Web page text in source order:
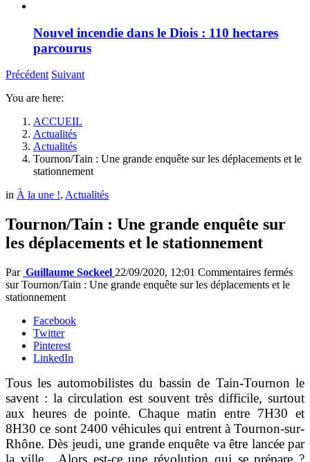
Nouvel incendie dans le Diois : 110 hectares
parcourus
Précédent Suivant
You are here:
ACCUEIL
Actualités
Actualités
Tournon/Tain : Une grande enquête sur les déplacements et le
stationnement
in À la une !, Actualités
Tournon/Tain : Une grande enquête sur
les déplacements et le stationnement
Par Guillaume Sockeel 22/09/2020, 12:01 Commentaires fermés
sur Tournon/Tain : Une grande enquête sur les déplacements et le
stationnement
Facebook
Twitter
Pinterest
LinkedIn
Tous les automobilistes du bassin de Tain-Tournon le
savent : la circulation est souvent très difficile, surtout
aux heures de pointe. Chaque matin entre 7H30 et
8H30 ce sont 2400 véhicules qui entrent à Tournon-sur-
Rhône. Dès jeudi, une grande enquête va être lancée par
la ville. Alors est-ce une révolution qui se prépare ?